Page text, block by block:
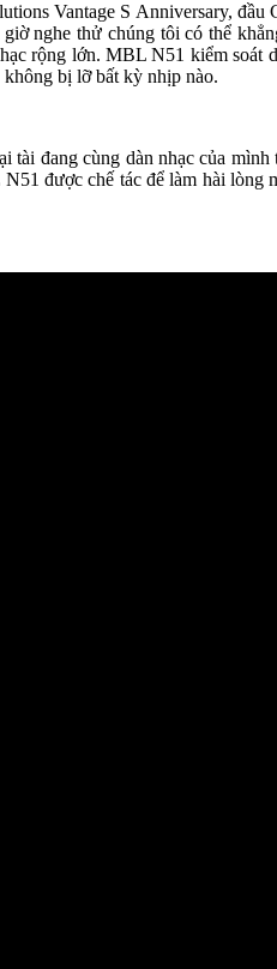
Vantage S Anniversary,
nghe thử chúng tôi có thể
rộng lớn. MBL N51 kiểm
bị lỡ bất kỳ nhịp nào.
đang cùng dàn nhạc của
được chế tác để làm hài